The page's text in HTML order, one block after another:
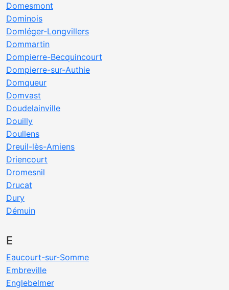
Domesmont
Dominois
Domléger-Longvillers
Dommartin
Dompierre-Becquincourt
Dompierre-sur-Authie
Domqueur
Domvast
Doudelainville
Douilly
Doullens
Dreuil-lès-Amiens
Driencourt
Dromesnil
Drucat
Dury
Démuin
E
Eaucourt-sur-Somme
Embreville
Englebelmer